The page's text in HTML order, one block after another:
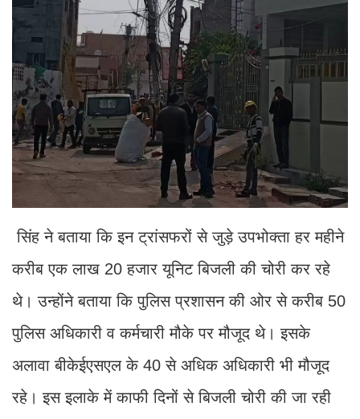
सिंह ने बताया कि इन ट्रांसफरों से जुड़े उपभोक्ता हर महीने
करीब एक लाख 20 हजार यूनिट बिजली की चोरी कर रहे
थे। उन्होंने बताया कि पुलिस प्रशासन की ओर से करीब 50
पुलिस अधिकारी व कर्मचारी मौके पर मौजूद थे। इसके
अलावा बीकेईएसएल के 40 से अधिक अधिकारी भी मौजूद
रहे। इस इलाके में काफी दिनों से बिजली चोरी की जा रही